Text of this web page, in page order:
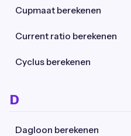
Cupmaat berekenen
Current ratio berekenen
Cyclus berekenen
D
Dagloon berekenen